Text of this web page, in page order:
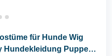
für Hunde Wig
Hundekleidung Puppe